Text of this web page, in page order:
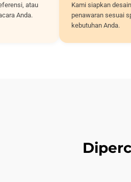
atau
Anda.
Kami siapkan
penawaran sesuai
kebutuhan Anda.